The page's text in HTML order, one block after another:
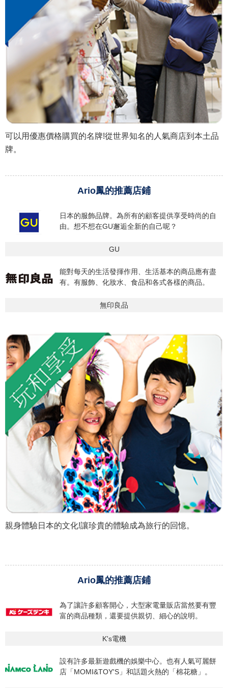
可以用優惠價格購買的名牌!從世界知名的人氣商店到本土品
牌。
Ario鳳的推薦店鋪
日本的服飾品牌。為所有的顧客提供享受時尚的自
由。想不想在GU邂逅全新的自己呢？
GU
能對每天的生活發揮作用、生活基本的商品應有盡
有。有服飾、化妝水、食品和各式各樣的商品。
無印良品
親身體驗日本的文化!讓珍貴的體驗成為旅行的回憶。
Ario鳳的推薦店鋪
為了讓許多顧客開心，大型家電量販店當然要有豐
富的商品種類，還要提供親切、細心的說明。
K's電機
設有許多最新遊戲機的娛樂中心。也有人氣可麗餅
店「MOMI&TOY'S」和話題火熱的「棉花糖」。